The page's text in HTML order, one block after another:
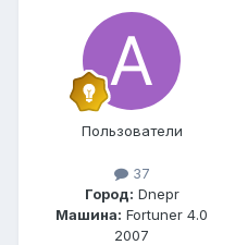
Пользователи
37
Город: Dnepr
Машина: Fortuner 4.0
2007